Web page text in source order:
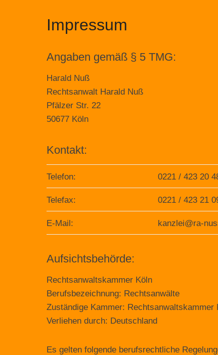
Impressum
Angaben gemäß § 5 TMG:
Harald Nuß
Rechtsanwalt Harald Nuß
Pfälzer Str. 22
50677 Köln
Kontakt:
Telefon: 0221 / 423 20
Telefax: 0221 / 423 21
E-Mail: kanzlei@ra-
Aufsichtsbehörde:
Rechtsanwaltskammer Köln
Berufsbezeichnung: Rechtsanwälte
Zuständige Kammer: Rechtsanwaltskammer
Verliehen durch: Deutschland
Es gelten folgende berufsrechtliche